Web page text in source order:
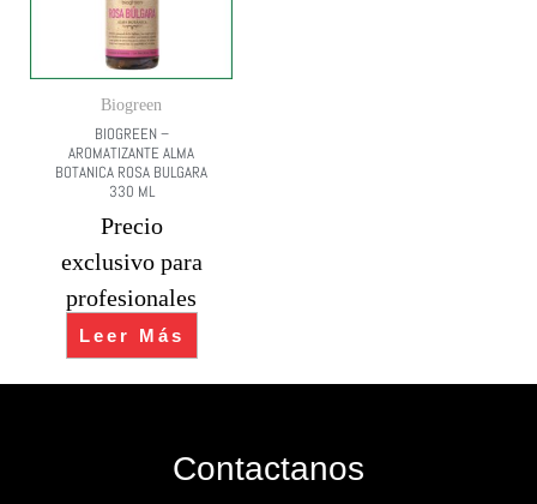
Biogreen
BIOGREEN –
AROMATIZANTE ALMA
BOTANICA ROSA BULGARA
330 ML
Precio
exclusivo para
profesionales
Leer Más
Contactanos